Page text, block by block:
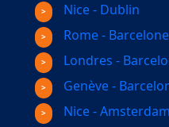
Nice - Dublin
Rome - Barcelone
Londres -
Genève -
Nice - Amsterdam